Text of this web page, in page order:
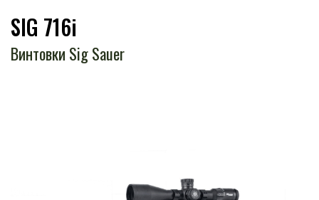
SIG 716i
Винтовки Sig Sauer